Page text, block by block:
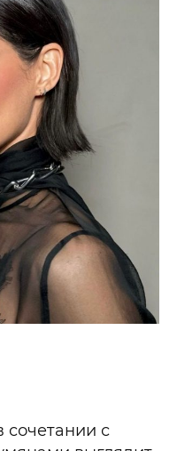
сочетании с